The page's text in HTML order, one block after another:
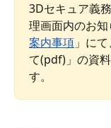
3Dセキュア義
理画面内のお知
案内事項 」に
て(pdf)」の資
す。